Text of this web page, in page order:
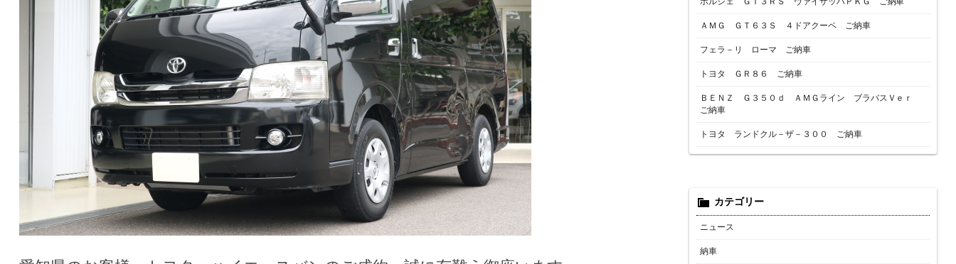
ＡＭＧ ＧＴ６３Ｓ ４ドアクーペ ご納車
フェラ－リ ローマ ご納車
トヨタ ＧＲ８６ ご納車
ＢＥＮＺ Ｇ３５０ｄ ＡＭＧライン ブラバスＶｅｒ
ご納車
トヨタ ランドクル－ザ－３００ ご納車
カテゴリー
ニュース
納車